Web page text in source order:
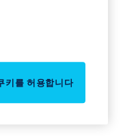
키를 허용합니다